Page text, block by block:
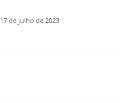
17 de julho de 2023